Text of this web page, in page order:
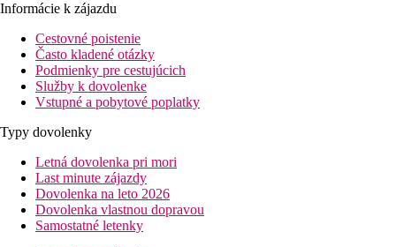
Informácie k zájazdu
Cestovné poistenie
Často kladené otázky
Podmienky pre cestujúcich
Služby k dovolenke
Vstupné a pobytové poplatky
Typy dovolenky
Letná dovolenka pri mori
Last minute zájazdy
Dovolenka na leto 2026
Dovolenka vlastnou dopravou
Samostatné letenky